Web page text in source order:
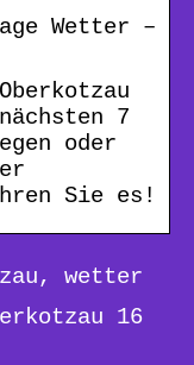
Wetter –
7
oder
Sie es!
wetter
16